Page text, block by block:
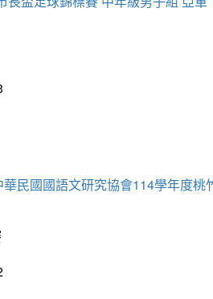
民國國語文研究協會114學年度